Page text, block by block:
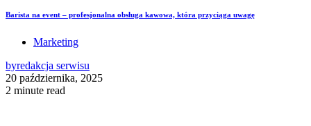
Barista na event – profesjonalna obsługa kawowa, która przyciąga uwagę
Marketing
byredakcja serwisu
20 października, 2025
2 minute read